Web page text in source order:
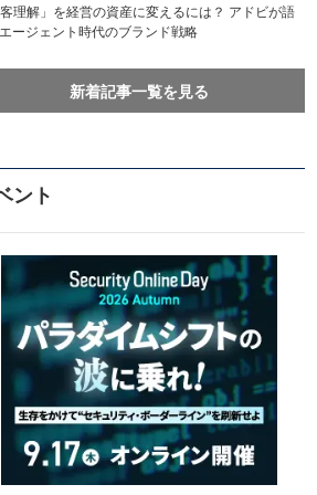
客理解」を経営の資産に変えるには？ アドビが語
ージェント時代のブランド戦略
新着記事一覧を見る
ント